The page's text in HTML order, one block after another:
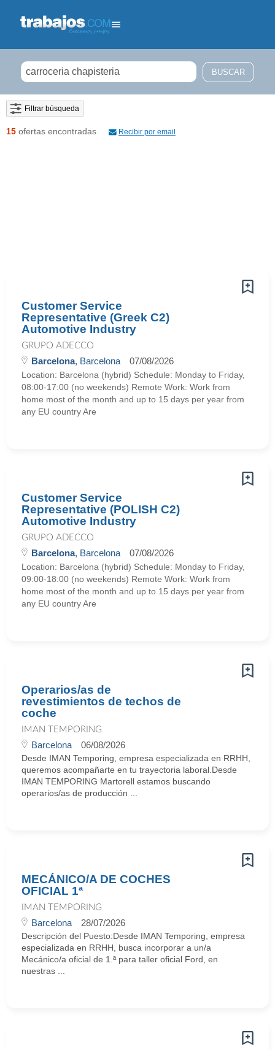
Filtrar búsqueda
15 ofertas encontradas Recibir por email
Customer Service
Representative (Greek C2)
Automotive Industry
GRUPO ADECCO
Barcelona, Barcelona 07/08/2026
Location: Barcelona (hybrid) Schedule: Monday to Friday,
08:00-17:00 (no weekends) Remote Work: Work from
home most of the month and up to 15 days per year from
any EU country Are
Customer Service
Representative (POLISH C2)
Automotive Industry
GRUPO ADECCO
Barcelona, Barcelona 07/08/2026
Location: Barcelona (hybrid) Schedule: Monday to Friday,
09:00-18:00 (no weekends) Remote Work: Work from
home most of the month and up to 15 days per year from
any EU country Are
Operarios/as de
revestimientos de techos de
coche
IMAN TEMPORING
Barcelona 06/08/2026
Desde IMAN Temporing, empresa especializada en RRHH,
queremos acompañarte en tu trayectoria laboral.Desde
IMAN TEMPORING Martorell estamos buscando
operarios/as de producción ...
MECÁNICO/A DE COCHES
OFICIAL 1ª
IMAN TEMPORING
Barcelona 28/07/2026
Descripción del Puesto:Desde IMAN Temporing, empresa
especializada en RRHH, busca incorporar a un/a
Mecánico/a oficial de 1.ª para taller oficial Ford, en
nuestras ...